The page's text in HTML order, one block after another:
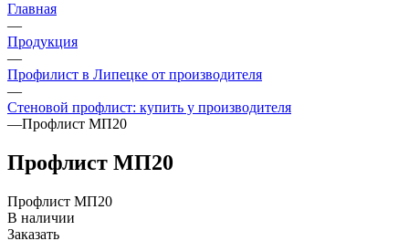
Главная
—
Продукция
—
Профилист в Липецке от производителя
—
Стеновой профлист: купить у производителя
—Профлист МП20
Профлист МП20
Профлист МП20
В наличии
Заказать